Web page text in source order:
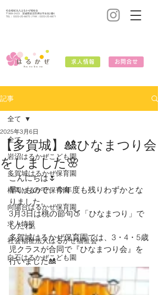
社会福祉法人はるかぜ福祉会
〒989-2423 宮城県岩沼市押分字水先5番6
TEL： 0223-25-6670 / FAX：0223-25-6671
求人情報 お問合せ
記事
全て
岩沼はるかぜこども園
多賀城はるかぜ保育園
榴岡はるかぜ保育園
向陽台はるかぜ保育園
求人情報
社会福祉法人はるかぜ福祉会
白石はるかぜこども園
全て
【多賀城】🎎ひなまつり会
をしました🌸
2025年3月6日
こんにちは🌷
早いもので、今年度も残りわずかとな
りました。
3月3日は桃の節句🍑「ひなまつり」で
したね。
多賀城はるかぜ保育園では、3・4・5歳
児クラスが合同で『ひなまつり会』を
行いました🎎